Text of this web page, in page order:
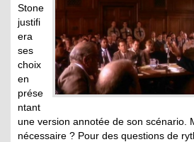
Stone
justifi
era
ses
choix
en
prése
ntant
une version annotée de son scénario.
nécessaire ? Pour des questions de